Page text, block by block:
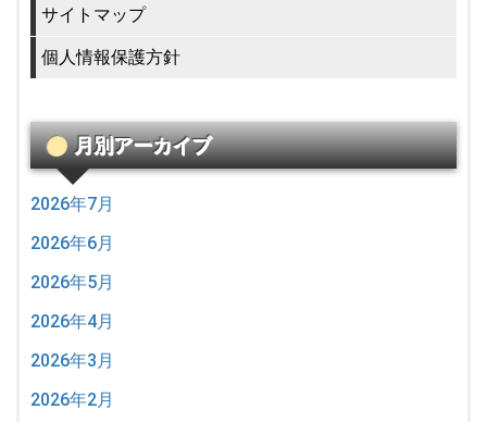
サイトマップ
個人情報保護方針
月別アーカイブ
2026年7月
2026年6月
2026年5月
2026年4月
2026年3月
2026年2月